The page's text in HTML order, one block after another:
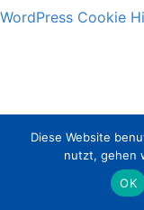
WordPress Cookie
Diese Website
nutzt, gehen
OK